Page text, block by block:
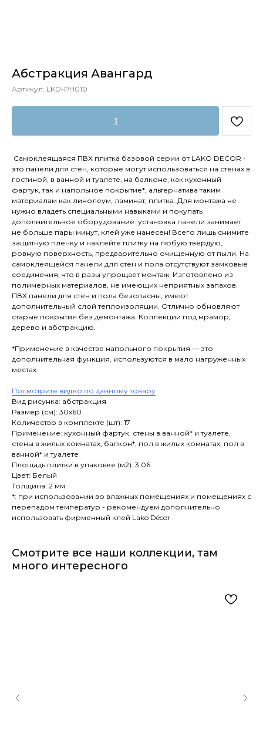
Абстракция Авангард
Артикул: LKD-PH010
1
Самоклеящаяся ПВХ плитка базовой серии от LAKO DECOR -
это панели для стен, которые могут использоваться на стенах в
гостиной, в ванной и туалете, на балконе, как кухонный
фартук, так и напольное покрытие*, альтернатива таким
материалам как линолеум, ламинат, плитка. Для монтажа не
нужно владеть специальными навыками и покупать
дополнительное оборудование: установка панели занимает
не больше пары минут, клей уже нанесен! Всего лишь снимите
защитную пленку и наклейте плитку на любую твёрдую,
ровную поверхность, предварительно очищенную от пыли. На
самоклеящейся панели для стен и пола отсутствуют замковые
соединения, что в разы упрощает монтаж. Изготовлено из
полимерных материалов, не имеющих неприятных запахов.
ПВХ панели для стен и пола безопасны, имеют
дополнительный слой теплоизоляции. Отлично обновляют
старые покрытия без демонтажа. Коллекции под мрамор,
дерево и абстракцию.
*Применение в качестве напольного покрытия — это
дополнительная функция, используются в мало нагруженных
местах.
Посмотрите видео по данному товару
Вид рисунка: абстракция
Размер (см): 30х60
Количество в комплекте (шт): 17
Применение: кухонный фартук, стены в ванной* и туалете,
стены в жилых комнатах, балкон*, пол в жилых комнатах, пол в
ванной* и туалете
Площадь плитки в упаковке (м2): 3.06
Цвет: Белый
Толщина: 2 мм
*: при использовании во влажных помещениях и помещениях с
перепадом температур - рекомендуем дополнительно
использовать фирменный клей Lako Décor
Смотрите все наши коллекции, там
много интересного